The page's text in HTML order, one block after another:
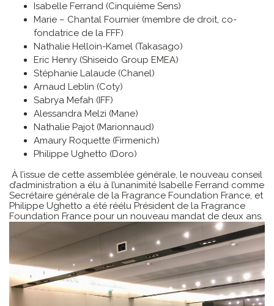
Isabelle Ferrand (Cinquième Sens)
Marie – Chantal Fournier (membre de droit, co-
fondatrice de la FFF)
Nathalie Helloin-Kamel (Takasago)
Eric Henry (Shiseido Group EMEA)
Stéphanie Lalaude (Chanel)
Arnaud Leblin (Coty)
Sabrya Mefah (IFF)
Alessandra Melzi (Mane)
Nathalie Pajot (Marionnaud)
Amaury Roquette (Firmenich)
Philippe Ughetto (Doro)
À l’issue de cette assemblée générale, le nouveau conseil
d’administration a élu à l’unanimité Isabelle Ferrand comme
Secrétaire générale de la Fragrance Foundation France, et
Philippe Ughetto a été réélu Président de la Fragrance
Foundation France pour un nouveau mandat de deux ans.